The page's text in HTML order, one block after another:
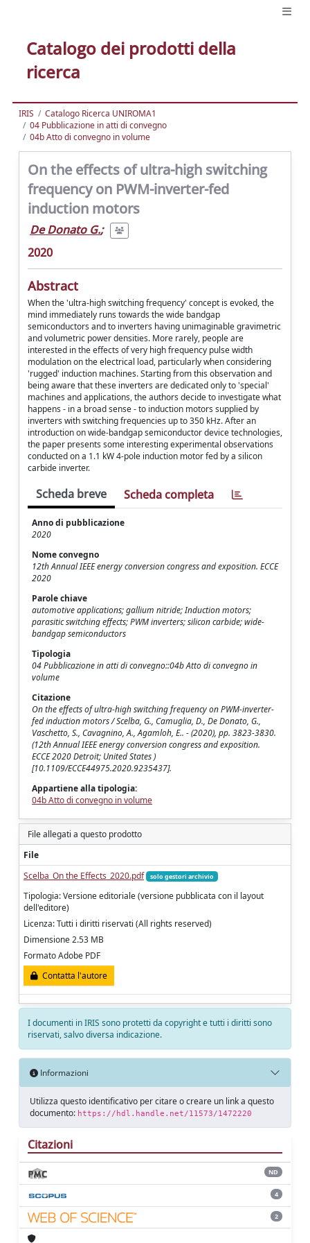
Catalogo dei prodotti della
ricerca
IRIS
Catalogo Ricerca UNIROMA1
04 Pubblicazione in atti di convegno
04b Atto di convegno in volume
On the effects of ultra-high switching
frequency on PWM-inverter-fed
induction motors
De Donato G.;
2020
Abstract
When the 'ultra-high switching frequency' concept is evoked, the
mind immediately runs towards the wide bandgap
semiconductors and to inverters having unimaginable gravimetric
and volumetric power densities. More rarely, people are
interested in the effects of very high frequency pulse width
modulation on the electrical load, particularly when considering
'rugged' induction machines. Starting from this observation and
being aware that these inverters are dedicated only to 'special'
machines and applications, the authors decide to investigate what
happens - in a broad sense - to induction motors supplied by
inverters with switching frequencies up to 350 kHz. After an
introduction on wide-bandgap semiconductor device technologies,
the paper presents some interesting experimental observations
conducted on a 1.1 kW 4-pole induction motor fed by a silicon
carbide inverter.
Scheda breve Scheda completa
Anno di pubblicazione
2020
Nome convegno
12th Annual IEEE energy conversion congress and exposition. ECCE
2020
Parole chiave
automotive applications; gallium nitride; Induction motors;
parasitic switching effects; PWM inverters; silicon carbide; wide-
bandgap semiconductors
Tipologia
04 Pubblicazione in atti di convegno::04b Atto di convegno in
volume
Citazione
On the effects of ultra-high switching frequency on PWM-inverter-
fed induction motors / Scelba, G., Camuglia, D., De Donato, G.,
Vaschetto, S., Cavagnino, A., Agamloh, E.. - (2020), pp. 3823-3830.
(12th Annual IEEE energy conversion congress and exposition.
ECCE 2020 Detroit; United States )
[10.1109/ECCE44975.2020.9235437].
Appartiene alla tipologia:
04b Atto di convegno in volume
File allegati a questo prodotto
File
Scelba_On the Effects_2020.pdf
solo gestori archivio
Tipologia: Versione editoriale (versione pubblicata con il layout
dell'editore)
Licenza: Tutti i diritti riservati (All rights reserved)
Dimensione 2.53 MB
Formato Adobe PDF
Contatta l'autore
I documenti in IRIS sono protetti da copyright e tutti i diritti sono
riservati, salvo diversa indicazione.
Informazioni
Utilizza questo identificativo per citare o creare un link a questo
documento: https://hdl.handle.net/11573/1472220
Citazioni
ND
4
2